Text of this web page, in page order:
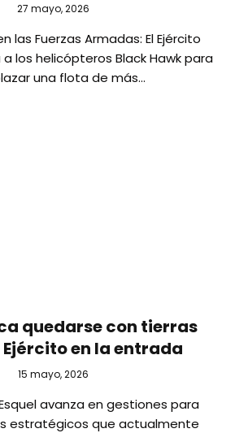
27 mayo, 2026
las Fuerzas Armadas: El Ejército
los helicópteros Black Hawk para
una flota de más…
quedarse con tierras
en la entrada
15 mayo, 2026
avanza en gestiones para
estratégicos que actualmente